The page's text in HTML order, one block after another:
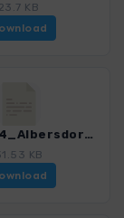
23.7 KB
E1N_WV04_Albersdorf-Meldorf_4551_2.gpx
KB